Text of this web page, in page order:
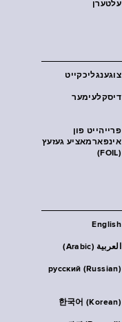
עלטערן
צוגענגליכקייט
דיסקלעימער
פרייהייט פון
אינפארמאציע געזעץ
(FOIL)
English
العربية (Arabic)
русский (Russian)
한국어 (Korean)